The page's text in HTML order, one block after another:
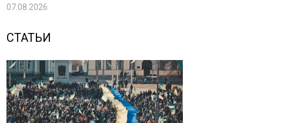
07.08.2026
СТАТЬИ